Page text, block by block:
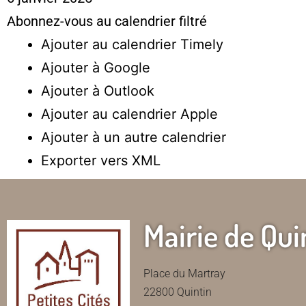
Abonnez-vous au calendrier filtré
Ajouter au calendrier Timely
Ajouter à Google
Ajouter à Outlook
Ajouter au calendrier Apple
Ajouter à un autre calendrier
Exporter vers XML
Mairie de
Place du Martray
22800 Quintin